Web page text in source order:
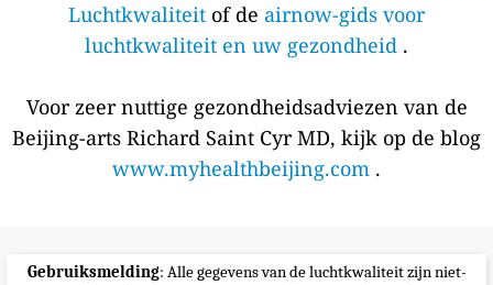
Luchtkwaliteit of de airnow-gids voor
luchtkwaliteit en uw gezondheid .
Voor zeer nuttige gezondheidsadviezen van de
Beijing-arts Richard Saint Cyr MD, kijk op de blog
www.myhealthbeijing.com .
Gebruiksmelding: Alle gegevens van de luchtkwaliteit zijn niet-